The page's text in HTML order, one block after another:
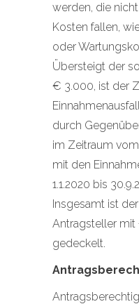
werden, die
Kosten fallen,
oder
Übersteigt der
€ 3.000, ist der
durch
im Zeitraum vom
mit den
1.1.2020 bis
Insgesamt ist
Antragsteller mit
gedeckelt.